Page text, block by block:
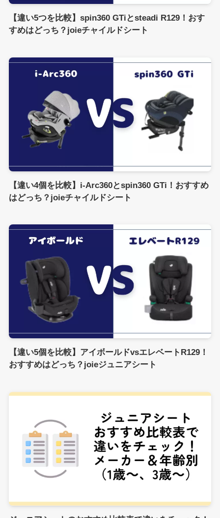
【違い5つを比較】spin360 GTiとsteadi R129！おす
すめはどっち？joieチャイルドシート
【違い4個を比較】i-Arc360とspin360 GTi！おすすめ
はどっち？joieチャイルドシート
【違い5個を比較】アイボールドvsエレベートR129！
おすすめはどっち？joieジュニアシート